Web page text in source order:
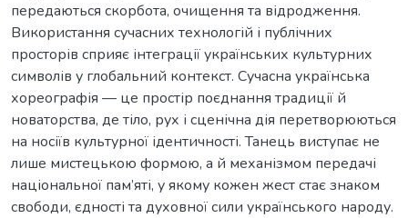
передаються скорбота, очищення та відродження.
Використання сучасних технологій і публічних
просторів сприяє інтеграції українських культурних
символів у глобальний контекст. Сучасна українська
хореографія — це простір поєднання традиції й
новаторства, де тіло, рух і сценічна дія перетворюються
на носіїв культурної ідентичності. Танець виступає не
лише мистецькою формою, а й механізмом передачі
національної пам’яті, у якому кожен жест стає знаком
свободи, єдності та духовної сили українського народу.